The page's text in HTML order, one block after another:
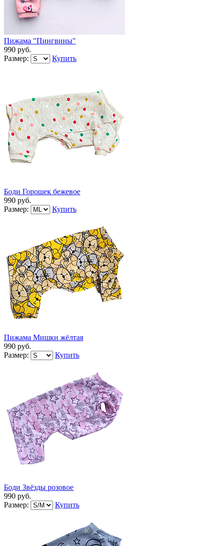
Пижама "Пингвины"
990 руб.
Размер:
Купить
Боди Горошек бежевое
990 руб.
Размер:
Купить
Пижама Мишки жёлтая
990 руб.
Размер:
Купить
Боди Звёзды розовое
990 руб.
Размер:
Купить